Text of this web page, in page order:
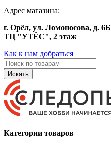
Адрес магазина:
г. Орёл, ул. Ломоносова, д. 6Б
ТЦ "УТЁС", 2 этаж
Как к нам добраться
Искать
Категории товаров